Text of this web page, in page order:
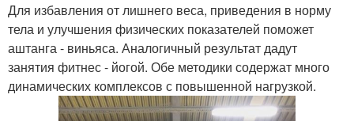
Для избавления от лишнего веса, приведения в норму
тела и улучшения физических показателей поможет
аштанга - виньяса. Аналогичный результат дадут
занятия фитнес - йогой. Обе методики содержат много
динамических комплексов с повышенной нагрузкой.